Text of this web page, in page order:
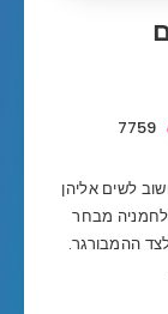
לשים אליהן
מבחר
ההמבורגר.